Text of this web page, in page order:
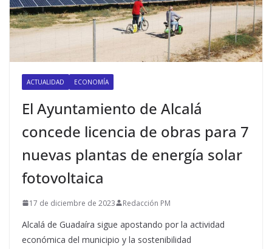
ACTUALIDAD ECONOMÍA
El Ayuntamiento de Alcalá
concede licencia de obras para 7
nuevas plantas de energía solar
fotovoltaica
17 de diciembre de 2023 Redacción PM
Alcalá de Guadaíra sigue apostando por la actividad
económica del municipio y la sostenibilidad